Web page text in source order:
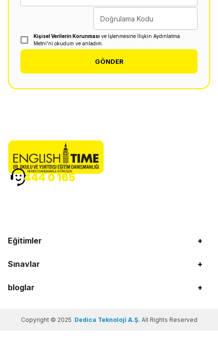
Doğrulama Kodu
Kişisel Verilerin Korunması ve İşlenmesine İlişkin Aydınlatma
Metni'ni okudum ve anladım.
GÖNDER
Eğitimler +
Sınavlar +
bloglar +
HEMEN DANIŞMANLA GÖRÜŞÜN
444 0 165
Copyright © 2025 Dedica Teknoloji A.Ş. All Rights Reserved